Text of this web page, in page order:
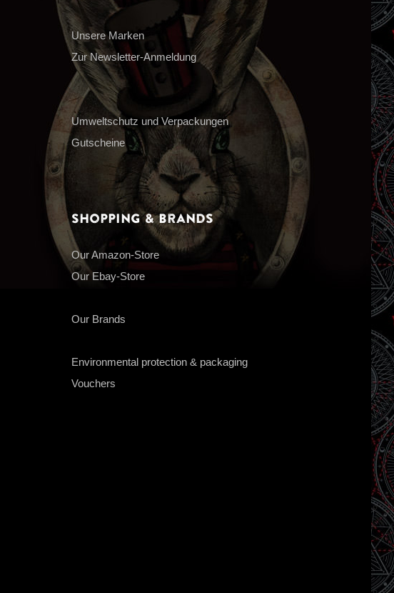
Unsere Marken
Zur Newsletter-Anmeldung
Umweltschutz und Verpackungen
Gutscheine
Shopping & Brands
Our Amazon-Store
Our Ebay-Store
Our Brands
Environmental protection & packaging
Vouchers